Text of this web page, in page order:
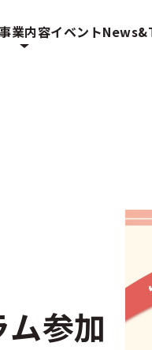
業内容イベント
参加